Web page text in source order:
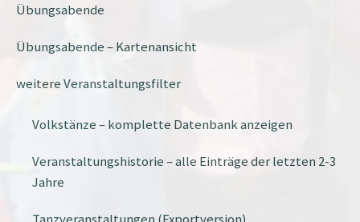
Übungsabende
Übungsabende – Kartenansicht
weitere Veranstaltungsfilter
Volkstänze – komplette Datenbank anzeigen
Veranstaltungshistorie – alle Einträge der letzten 2-3
Jahre